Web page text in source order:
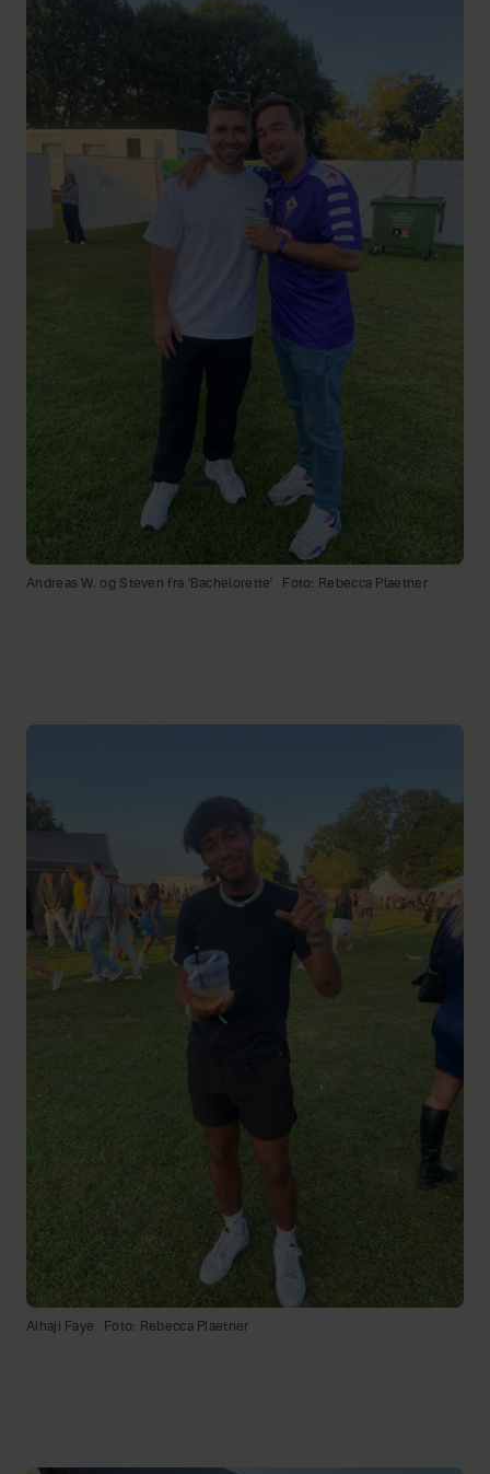
Andreas W. og Steven fra 'Bachelorette' Foto: Rebecca Plaetner
Alhaji Faye Foto: Rebecca Plaetner